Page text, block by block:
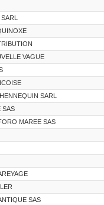
VAGUE
SARL
SAS
MAREE SAS
SAS